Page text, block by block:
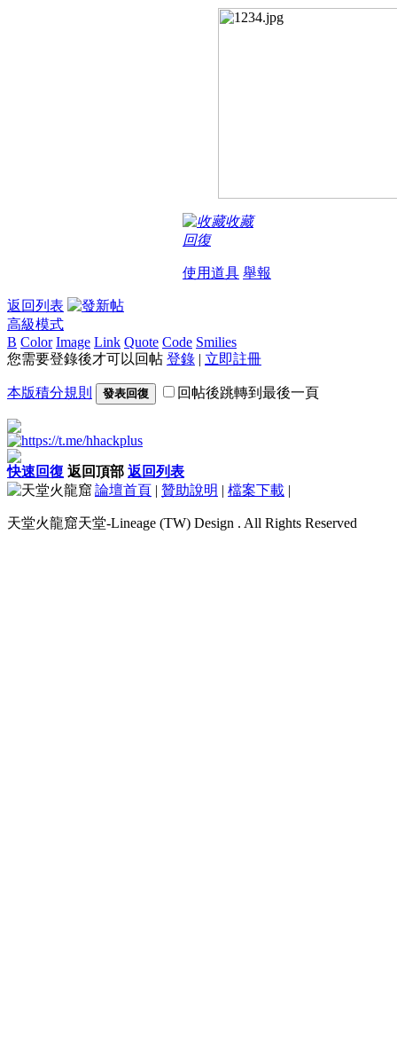
收藏
回復
使用道具 舉報
返回列表
高級模式
B Color Image Link Quote Code Smilies
您需要登錄後才可以回帖 登錄 | 立即註冊
本版積分規則 發表回復 回帖後跳轉到最後一頁
快速回復 返回頂部 返回列表
論壇首頁 | 贊助說明 | 檔案下載 |
天堂火龍窟天堂-Lineage (TW) Design . All Rights Reserved